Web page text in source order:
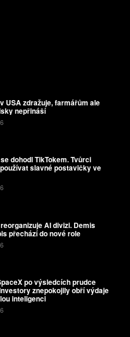
USA zdražuje, farmářům ale
nepřináší
dohodl TikTokem. Tvůrci
slavné postavičky ve
AI divizi. Demis
přechází do nové role
po výsledcích prudce
znepokojily obří výdaje
inteligenci